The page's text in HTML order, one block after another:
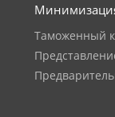
Таможенный